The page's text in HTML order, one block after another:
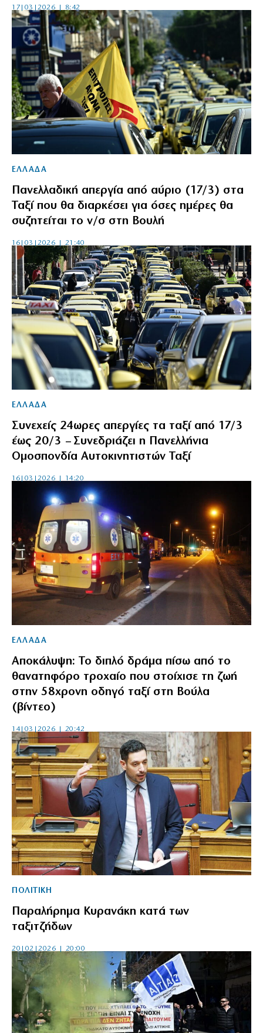
17|03|2026 | 8:42
ΕΛΛΑΔΑ
Πανελλαδική απεργία από αύριο (17/3) στα
Ταξί που θα διαρκέσει για όσες ημέρες θα
συζητείται το ν/σ στη Βουλή
16|03|2026 | 21:40
ΕΛΛΑΔΑ
Συνεχείς 24ωρες απεργίες τα ταξί από 17/3
έως 20/3 – Συνεδριάζει η Πανελλήνια
Ομοσπονδία Αυτοκινητιστών Ταξί
16|03|2026 | 14:20
ΕΛΛΑΔΑ
Αποκάλυψη: Το διπλό δράμα πίσω από το
θανατηφόρο τροχαίο που στοίχισε τη ζωή
στην 58χρονη οδηγό ταξί στη Βούλα
(βίντεο)
14|03|2026 | 20:42
ΠΟΛΙΤΙΚΗ
Παραλήρημα Κυρανάκη κατά των
ταξιτζήδων
20|02|2026 | 20:00